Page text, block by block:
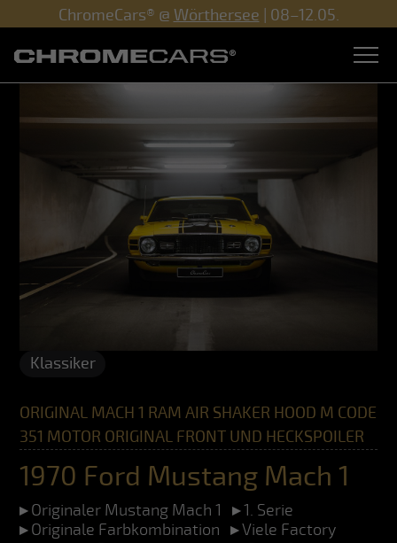
ChromeCars® @ Wörthersee | 08–12.05.
Klassiker
ORIGINAL MACH 1 RAM AIR SHAKER HOOD M CODE
351 MOTOR ORIGINAL FRONT UND HECKSPOILER
1970 Ford Mustang Mach 1
Originaler Mustang Mach 1
1. Serie
Originale Farbkombination
Viele Factory